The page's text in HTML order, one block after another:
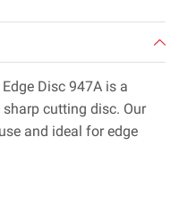
Disc 947A is a
cutting disc. Our
and ideal for edge